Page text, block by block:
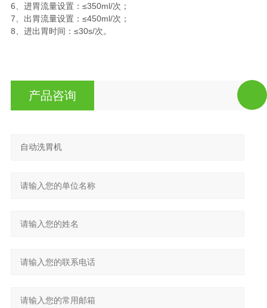
6、进胃流量设置：≤350ml/次；
7、出胃流量设置：≤450ml/次；
8、进出胃时间：≤30s/次。
产品咨询